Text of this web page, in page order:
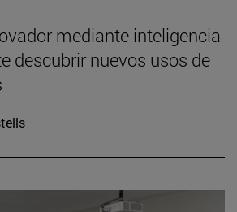
mediante inteligencia
descubrir nuevos usos de